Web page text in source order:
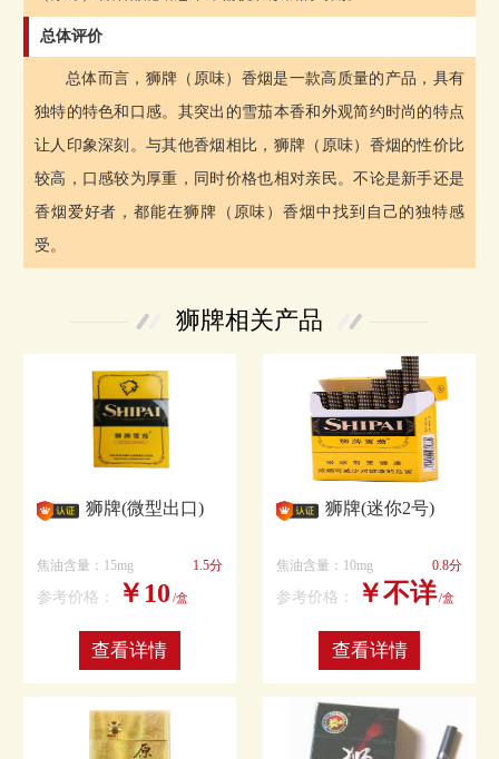
总体评价
总体而言，狮牌（原味）香烟是一款高质量的产品，具有
独特的特色和口感。其突出的雪茄本香和外观简约时尚的特点
让人印象深刻。与其他香烟相比，狮牌（原味）香烟的性价比
较高，口感较为厚重，同时价格也相对亲民。不论是新手还是
香烟爱好者，都能在狮牌（原味）香烟中找到自己的独特感
受。
狮牌相关产品
狮牌(微型出口)
焦油含量：15mg 1.5分
参考价格： ￥10 /盒
查看详情
狮牌(迷你2号)
焦油含量：10mg 0.8分
参考价格： ￥不详/盒
查看详情